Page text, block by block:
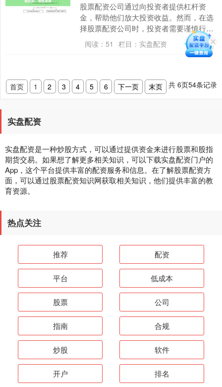
股票配资公司通过向投资者提供杠杆资
金，帮助他们放大投资收益。然而，在选
择股票配资公司时，投资者需要谨慎行
事，理性选择。 **选择股票配资公司的注
意事项：** *....
阅读： 51 栏目： 实盘配资
首页 1 2 3 4 5 6 下一页 末页 共6页54条记录
实盘配资
实盘配资是一种炒股方式，可以通过提供资金来进行股票和股指
期货交易。如果想了解更多相关知识，可以下载实盘配资门户的
App，这个平台提供丰富的配资服务和信息。在了解股票配资方
面，可以通过股票配资知识网获取相关知识，他们提供丰富的教
育资源。
热点关注
推荐 配资
平台 低成本
股票 公司
指南 合规
炒股 软件
开户 排名